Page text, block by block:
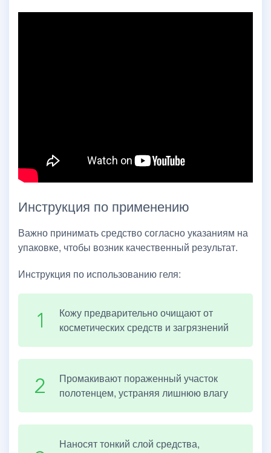
Инструкция по применению
Важно принимать средство согласно указаниям на
упаковке, чтобы возник качественный результат.
Инструкция по использованию геля:
Кожу предварительно очищают от
косметических средств и загрязнений
Промакивают пораженный участок
полотенцем, устраняя лишнюю влагу
Наносят тонкий слой средства,